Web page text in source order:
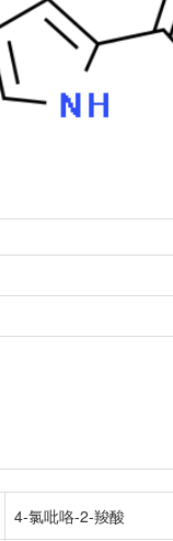
4-氯吡咯-2-羧酸